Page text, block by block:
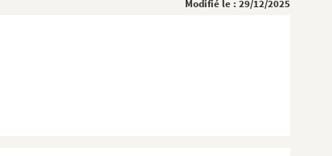
Modifié le : 29/12/2025